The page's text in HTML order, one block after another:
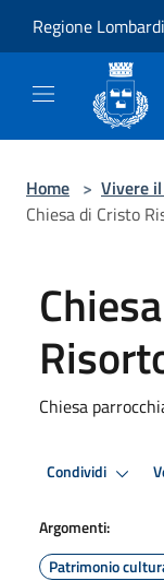
Regione
Home > Vivere
Chiesa di Cristo
Chiesa
Condividi
Argomenti:
Patrimonio